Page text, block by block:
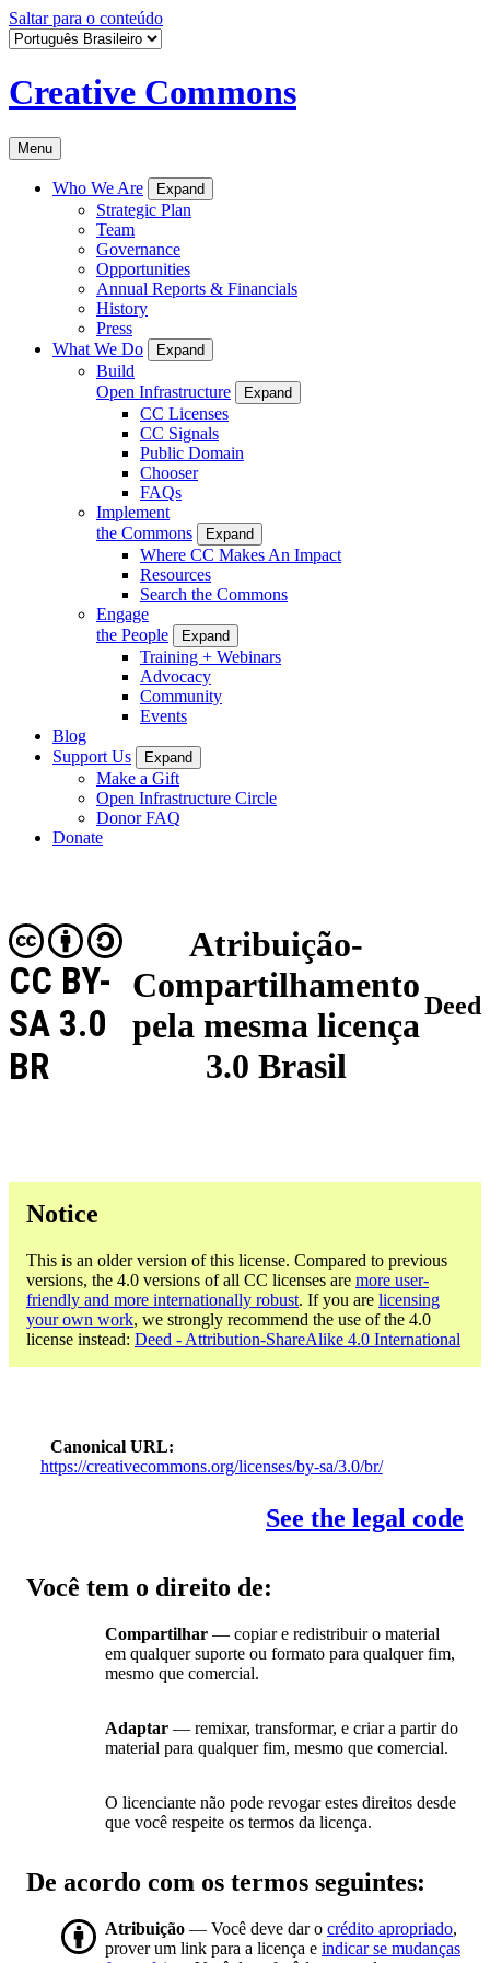
Saltar para o conteúdo
Creative Commons
Menu
Who We Are Expand
Strategic Plan
Team
Governance
Opportunities
Annual Reports & Financials
History
Press
What We Do
Expand
Build
Open Infrastructure
Expand
CC Licenses
CC Signals
Public Domain
Chooser
FAQs
Implement
the Commons
Expand
Where CC Makes An Impact
Resources
Search the Commons
Engage
the People
Expand
Training + Webinars
Advocacy
Community
Events
Blog
Support Us
Expand
Make a Gift
Open Infrastructure Circle
Donor FAQ
Donate
Atribuição-
Compartilhamento
pela mesma licença
3.0 Brasil
CC BY-
SA 3.0
BR
Deed
Notice
This is an older version of this license. Compared to previous
versions, the 4.0 versions of all CC licenses are more user-
friendly and more internationally robust. If you are licensing
your own work, we strongly recommend the use of the 4.0
license instead: Deed - Attribution-ShareAlike 4.0 International
Canonical URL
https://creativecommons.org/licenses/by-sa/3.0/br/
See the legal code
Você tem o direito de:
Compartilhar — copiar e redistribuir o material
em qualquer suporte ou formato para qualquer fim,
mesmo que comercial.
Adaptar — remixar, transformar, e criar a partir do
material para qualquer fim, mesmo que comercial.
O licenciante não pode revogar estes direitos desde
que você respeite os termos da licença.
De acordo com os termos seguintes:
Atribuição — Você deve dar o crédito apropriado,
prover um link para a licença e indicar se mudanças